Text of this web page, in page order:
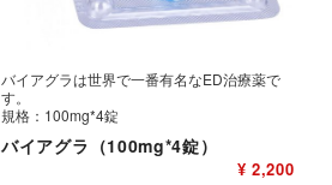
バイアグラは世界で一番有名なED治療薬で
す。
規格：100mg*4錠
バイアグラ（100mg*4錠）
¥ 2,200